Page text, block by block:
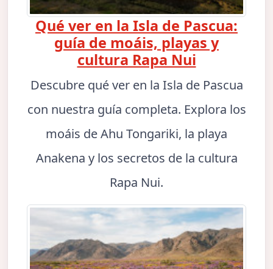
Qué ver en la Isla de Pascua:
guía de moáis, playas y
cultura Rapa Nui
Descubre qué ver en la Isla de Pascua
con nuestra guía completa. Explora los
moáis de Ahu Tongariki, la playa
Anakena y los secretos de la cultura
Rapa Nui.